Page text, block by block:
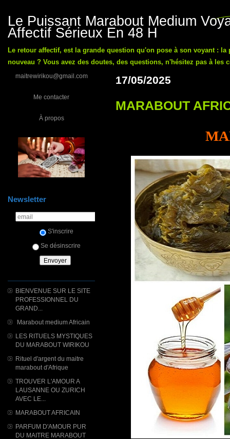
Le Puissant Marabout Medium
Affectif Sérieux En 48 H
Le retour affectif, est la grande question qu'on pose à son voyant :
nouveau ? Vous avez des doutes, des questions, n'hésitez pas à les
maitrewirikou@gmail.com
Me contacter
À propos
Newsletter
S'inscrire
Se désinscrire
BIENVENUE SUR LE SITE
PROFESSIONNEL DU
GRAND...
Marabout medium Africain
LES RITUELS MYSTIQUES
DU MARABOUT WIRIKOU
Rituel d'argent du maitre
marabout d'Afrique
TROUVER L'AMOUR A
LAUSANNE OU ZURICH
AVEC LE...
MARABOUT AFRICAIN
PARFUM D'AMOUR PUR
DU MAITRE MARABOUT
17/05/2025
MARABOUT